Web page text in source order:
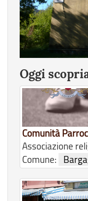
Oggi
Comunità
Associazione
Comune: